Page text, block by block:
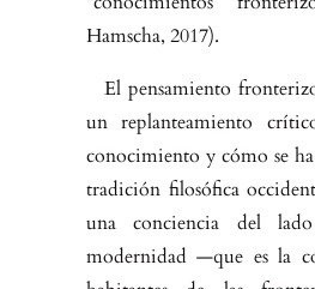
Hamscha, 2017).
El pensamiento
un replanteamiento
conocimiento y cómo se
tradición filosófica
una conciencia del
modernidad —que es la